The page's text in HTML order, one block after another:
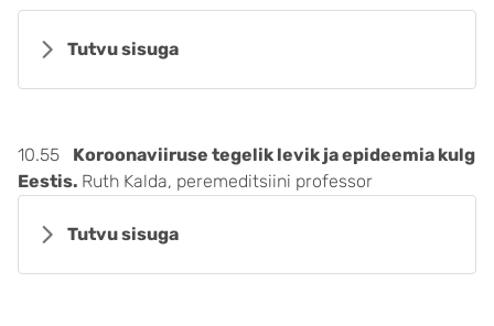
Tutvu sisuga
10.55 Koroonaviiruse tegelik levik ja epideemia kulg
Eestis. Ruth Kalda, peremeditsiini professor
Tutvu sisuga